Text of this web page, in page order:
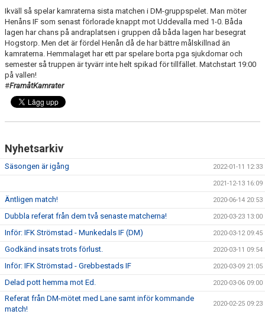
TRUPP
MATCHER
VERKSAMHETSBERÄTTELSER
Ikväll så spelar kamraterna sista matchen i DM-gruppspelet. Man möter
Henåns IF som senast förlorade knappt mot Uddevalla med 1-0. Båda
lagen har chans på andraplatsen i gruppen då båda lagen har besegrat
Hogstorp. Men det är fördel Henån då de har bättre målskillnad än
kamraterna. Hemmalaget har ett par spelare borta pga sjukdomar och
semester så truppen är tyvärr inte helt spikad för tillfället. Matchstart 19:00
på vallen!
#FramåtKamrater
Nyhetsarkiv
Säsongen är igång 2022-01-11 12:33
2021-12-13 16:09
Äntligen match! 2020-06-14 20:53
Dubbla referat från dem två senaste matcherna! 2020-03-23 13:00
Inför: IFK Strömstad - Munkedals IF (DM) 2020-03-12 09:45
Godkänd insats trots förlust. 2020-03-11 09:54
Inför: IFK Strömstad - Grebbestads IF 2020-03-09 21:05
Delad pott hemma mot Ed. 2020-03-06 09:00
Referat från DM-mötet med Lane samt inför kommande
match!
2020-02-25 09:23